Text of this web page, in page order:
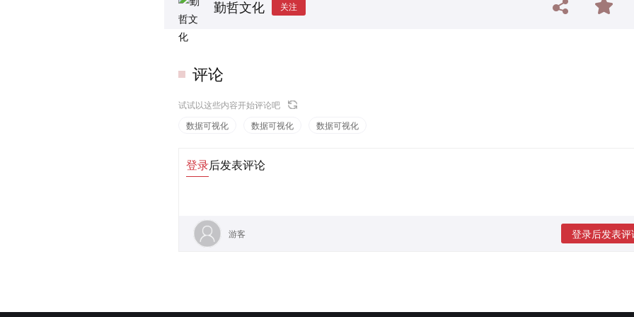
勤哲文化 关注
评论
试试以这些内容开始评论吧
数据可视化
数据可视化 数据可视化
登录后发表评论
游客 登录后发表评